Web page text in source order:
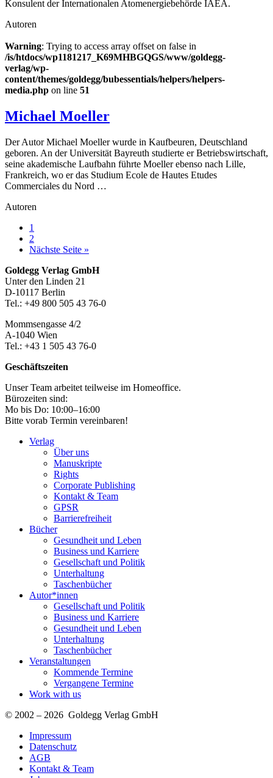
Konsulent der Internationalen Atomenergiebehörde IAEA.
Autoren
Warning: Trying to access array offset on false in
/is/htdocs/wp1181217_K69MHBGQGS/www/goldegg-
verlag/wp-
content/themes/goldegg/bubessentials/helpers/helpers-
media.php on line 51
Michael Moeller
Der Autor Michael Moeller wurde in Kaufbeuren, Deutschland
geboren. An der Universität Bayreuth studierte er Betriebswirtschaft,
seine akademische Laufbahn führte Moeller ebenso nach Lille,
Frankreich, wo er das Studium Ecole de Hautes Etudes
Commerciales du Nord …
Autoren
Seite
1
Seite
2
Nächste Seite aufrufen
»
Footer-
Section
Goldegg Verlag GmbH
Unter den Linden 21
D-10117 Berlin
Tel.: +49 800 505 43 76-0
Mommsengasse 4/2
A-1040 Wien
Tel.: +43 1 505 43 76-0
Geschäftszeiten
Unser Team arbeitet teilweise im Homeoffice.
Bürozeiten sind:
Mo bis Do: 10:00–16:00
Bitte vorab Termin vereinbaren!
Verlag
Über uns
Manuskripte
Rights
Corporate Publishing
Kontakt & Team
GPSR
Barrierefreiheit
Bücher
Gesundheit und Leben
Business und Karriere
Gesellschaft und Politik
Unterhaltung
Taschenbücher
Autor*innen
Gesellschaft und Politik
Business und Karriere
Gesundheit und Leben
Unterhaltung
Taschenbücher
Veranstaltungen
Kommende Termine
Vergangene Termine
Work with us
© 2002 – 2026 Goldegg Verlag GmbH
Impressum
Datenschutz
AGB
Kontakt & Team